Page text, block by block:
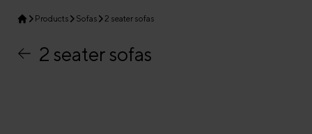
Products Sofas 2 seater sofas
2 seater sofas